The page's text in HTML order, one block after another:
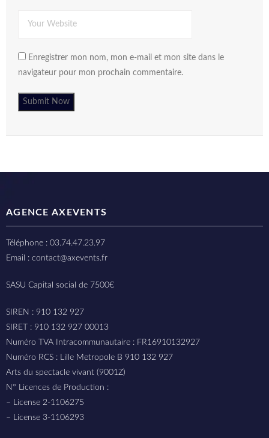
Enregistrer mon nom, mon e-mail et mon site dans le
navigateur pour mon prochain commentaire.
AGENCE AXEVENTS
Téléphone : 03.74.47.23.97
Email : contact@axevents.fr
SASU Capital social de 7500€
SIREN : 910 132 927
SIRET : 910 132 927 00013
Numéro TVA Intracommunautaire : FR16910132927
Numéro RCS : Lille Metropole B 910 132 927
Arts du spectacle vivant (9001Z)
N° Licences de Production :
– License 2-1106275
– License 3-1106293